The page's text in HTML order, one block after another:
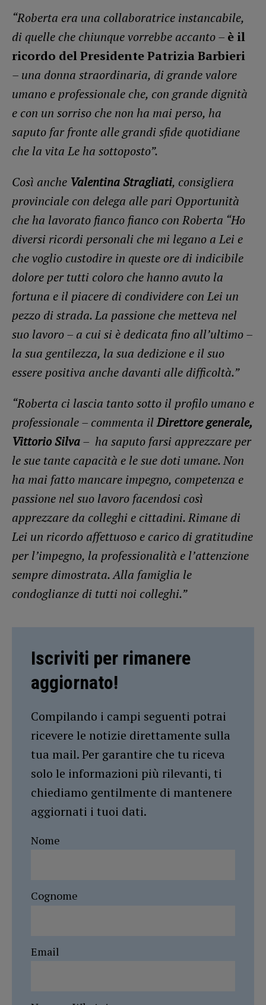
“Roberta era una collaboratrice instancabile,
di quelle che chiunque vorrebbe accanto – è il
ricordo del PresidentePatrizia Barbieri
– una donna straordinaria, di grande valore
umano e professionale che, con grande dignità
e con un sorriso che non ha mai perso, ha
saputo far fronte alle grandi sfide quotidiane
che la vita Le ha sottoposto”.
Così anche Valentina Stragliati, consigliera
provinciale con delega alle pari Opportunità
che ha lavorato fianco fianco con Roberta “Ho
diversi ricordi personali che mi legano a Lei e
che voglio custodire in queste ore di indicibile
dolore per tutti coloro che hanno avuto la
fortuna e il piacere di condividere con Lei un
pezzo di strada. La passione che metteva nel
suo lavoro – a cui si è dedicata fino all’ultimo –
la sua gentilezza, la sua dedizione e il suo
essere positiva anche davanti alle difficoltà.”
“Roberta ci lascia tanto sotto il profilo umano e
professionale – commenta ilDirettore generale,
Vittorio Silva– ha saputo farsi apprezzare per
le sue tante capacità e le sue doti umane. Non
ha mai fatto mancare impegno, competenza e
passione nel suo lavoro facendosi così
apprezzare da colleghi e cittadini. Rimane di
Lei un ricordo affettuoso e carico di gratitudine
per l’impegno, la professionalità e l’attenzione
sempre dimostrata. Alla famiglia le
condoglianze di tutti noi colleghi.”
Iscriviti per rimanere
aggiornato!
Compilando i campi seguenti potrai
ricevere le notizie direttamente sulla
tua mail. Per garantire che tu riceva
solo le informazioni più rilevanti, ti
chiediamo gentilmente di mantenere
aggiornati i tuoi dati.
Nome
Cognome
Email